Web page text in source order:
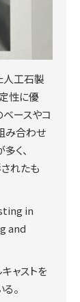
人工石製
性に優
ースやコ
み合わせ
く、
れたも
in
and
ャストを
。